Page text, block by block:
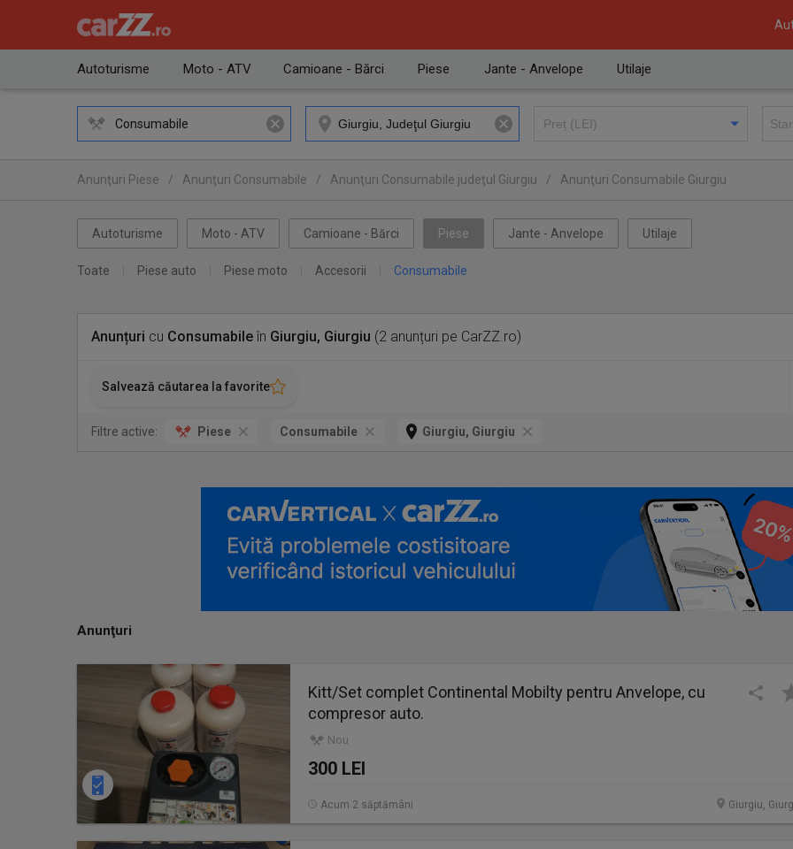
Autoturisme Moto - ATV Camioane - Bărci Piese Jante - Anvelope Utilaje
Consumabile
Anunţuri Piese / Anunţuri Consumabile / Anunţuri Consumabile judeţul Giurgiu / Anunţuri Consumabile Giurgiu
Autoturisme Moto - ATV Camioane - Bărci Piese Jante - Anvelope Utilaje
Toate Piese auto Piese moto Accesorii Consumabile
Anunțuri cu Consumabileîn Giurgiu, Giurgiu (2 anunțuri pe CarZZ.ro)
Salvează căutarea la favorite
Filtre active: Piese Consumabile Giurgiu, Giurgiu
Anunţuri
Kitt/Set complet Continental Mobilty pentru Anvelope, cu
compresor auto.
Nou
300 LEI
Giurgiu,
Acum 2 săptămâni